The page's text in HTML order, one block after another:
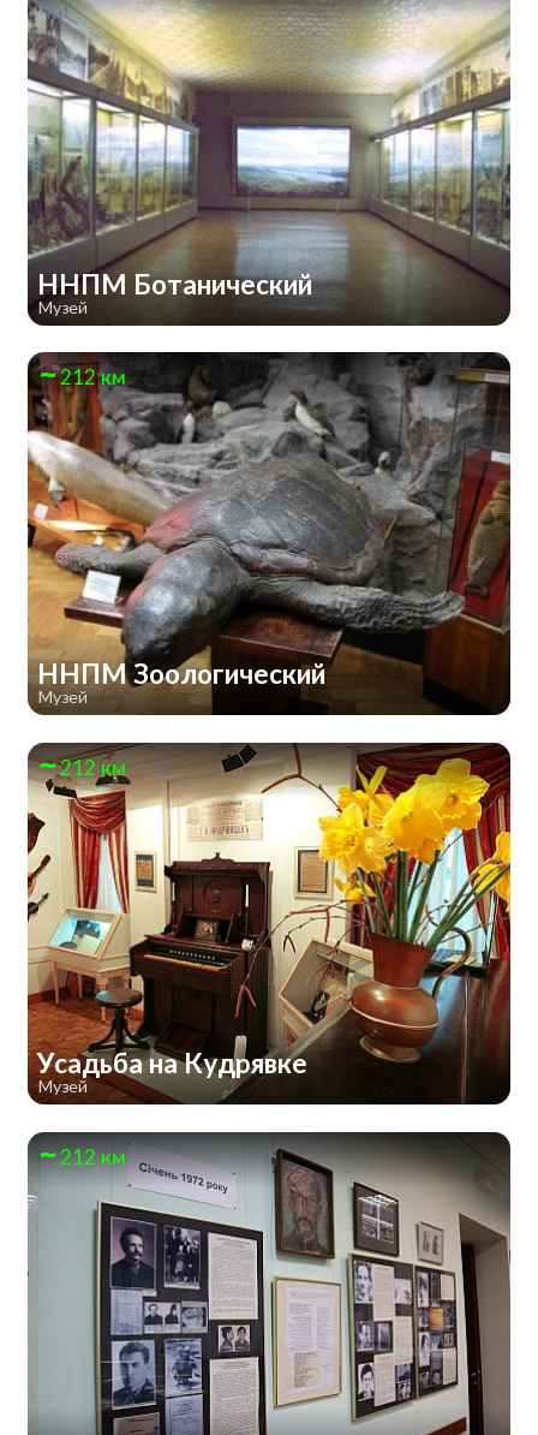
ННПМ Ботанический
Музей
212 км
ННПМ Зоологический
Музей
212 км
Усадьба на Кудрявке
Музей
212 км